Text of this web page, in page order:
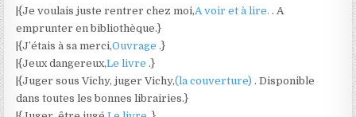
|{Je voulais juste rentrer chez moi,A voir et à lire.. A
emprunter en bibliothèque.}
|{J’étais à sa merci,Ouvrage.}
|{Jeux dangereux,Le livre.}
|{Juger sous Vichy, juger Vichy,(la couverture). Disponible
dans toutes les bonnes librairies.}